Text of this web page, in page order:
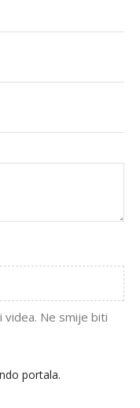
Ne smije biti
portala.